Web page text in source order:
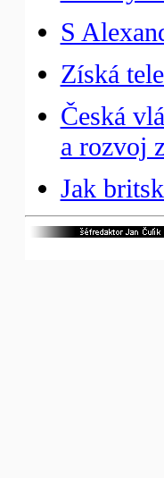
S
Získá
Česká
a rozvoj
Jak